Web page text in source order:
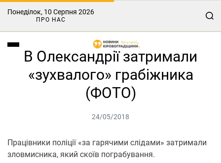
Понеділок, 10 Серпня 2026
ПРО НАС
В Олександрії затримали
«зухвалого» грабіжника
(ФОТО)
24/05/2018
Працівники поліції «за гарячими слідами» затримали
зловмисника, який скоїв пограбування.